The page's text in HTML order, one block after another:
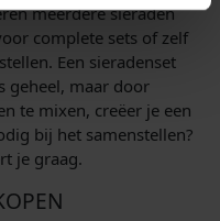
meerdere sieraden
complete sets of zelf
Een sieradenset
geheel, maar door
te mixen, creëer je een
bij het samenstellen?
je graag.